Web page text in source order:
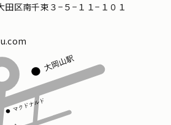
区南千束３−５−１１−１０１